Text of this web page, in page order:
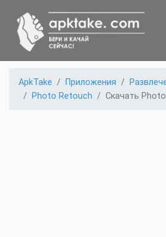
ApkTake Приложения
Photo Retouch
Скачать